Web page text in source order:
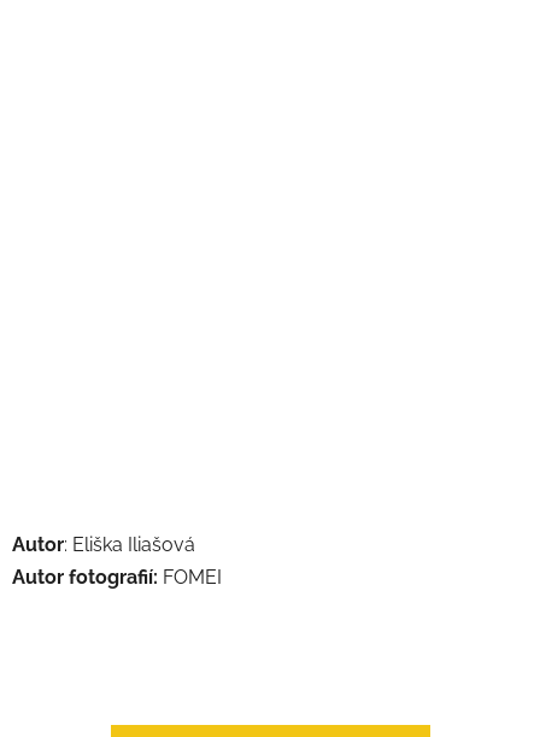
Autor: Eliška Iliašová
Autor fotografií: FOMEI